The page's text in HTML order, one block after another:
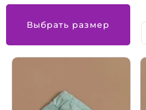
Выбрать размер